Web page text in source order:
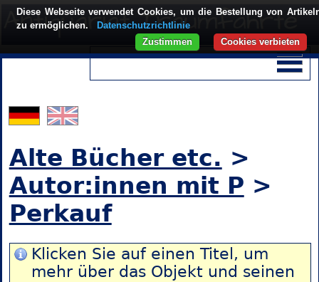
Alte Bücher etc. >
Autor:innen mit P >
Perkauf
Klicken Sie auf einen Titel, um
mehr über das Objekt und seinen
Diese Webseite verwendet Cookies, um die Bestellung von
zu ermöglichen.
Datenschutzrichtlinie
Cookies verbieten
Zustimmen